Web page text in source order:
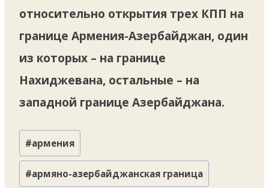
относительно открытия трех КПП на
границе Армения-Азербайджан, один
из которых – на границе
Нахиджевана, остальные – на
западной границе Азербайджана.
Метки
записи:
#армения
#армяно-азербайджанская граница